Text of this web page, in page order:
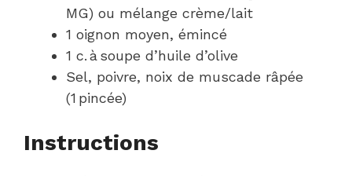
MG) ou mélange crème/lait
1 oignon moyen, émincé
1 c. à soupe d’huile d’olive
Sel, poivre, noix de muscade râpée
(1 pincée)
Instructions